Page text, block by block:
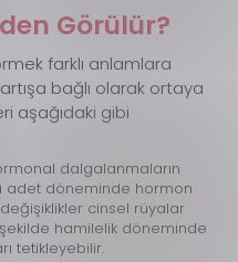
Görülür?
farklı anlamlara
bağlı olarak ortaya
aşağıdaki gibi
dalgalanmaların
adet döneminde hormon
cinsel rüyalar
hamilelik döneminde
tetikleyebilir.